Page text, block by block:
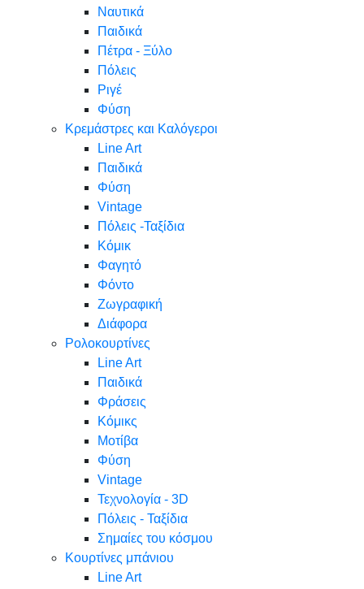
Ναυτικά
Παιδικά
Πέτρα - Ξύλο
Πόλεις
Ριγέ
Φύση
Κρεμάστρες και Καλόγεροι
Line Art
Παιδικά
Φύση
Vintage
Πόλεις -Ταξίδια
Κόμικ
Φαγητό
Φόντο
Ζωγραφική
Διάφορα
Ρολοκουρτίνες
Line Art
Παιδικά
Φράσεις
Κόμικς
Μοτίβα
Φύση
Vintage
Τεχνολογία - 3D
Πόλεις - Ταξίδια
Σημαίες του κόσμου
Κουρτίνες μπάνιου
Line Art